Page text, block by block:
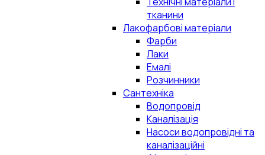
тканини
Лакофарбові матеріали
Фарби
Лаки
Емалі
Розчинники
Сантехніка
Водопровід
Каналізація
Насоси водопровідні та
каналізаційні